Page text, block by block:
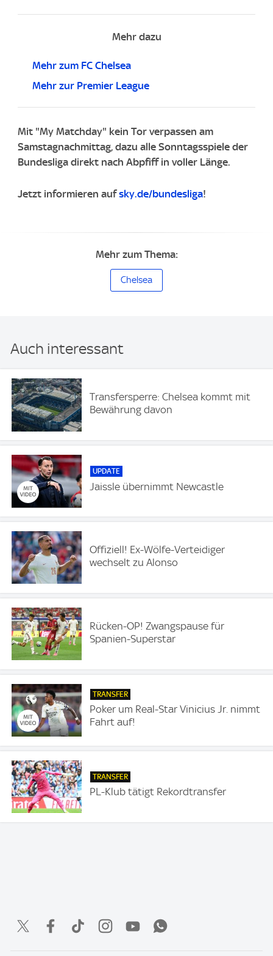
Mehr dazu
Mehr zum FC Chelsea
Mehr zur Premier League
Mit "My Matchday" kein Tor verpassen am
Samstagnachmittag, dazu alle Sonntagsspiele der
Bundesliga direkt nach Abpfiff in voller Länge.
Jetzt informieren aufsky.de/bundesliga!
Mehr zum Thema:
Chelsea
Auch interessant
Transfersperre: Chelsea kommt mit
Bewährung davon
UPDATE
Jaissle übernimmt Newcastle
Offiziell! Ex-Wölfe-Verteidiger
wechselt zu Alonso
Rücken-OP! Zwangspause für
Spanien-Superstar
TRANSFER
Poker um Real-Star Vinicius Jr. nimmt
Fahrt auf!
TRANSFER
PL-Klub tätigt Rekordtransfer